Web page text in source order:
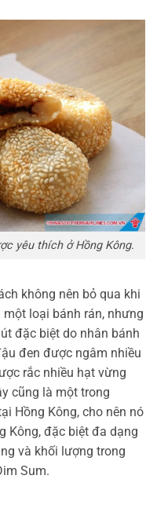
yêu thích ở Hồng Kông.
không nên bỏ qua khi
loại bánh rán, nhưng
đặc biệt do nhân bánh
đen được ngâm nhiều
rắc nhiều hạt vừng
cũng là một trong
Hồng Kông, cho nên nó
Kông, đặc biệt đa dạng
và khối lượng trong
Sum.